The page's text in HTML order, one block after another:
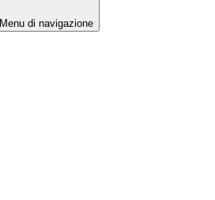
Menu di navigazione